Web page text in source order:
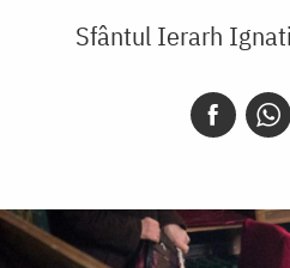
Sfântul Ierarh